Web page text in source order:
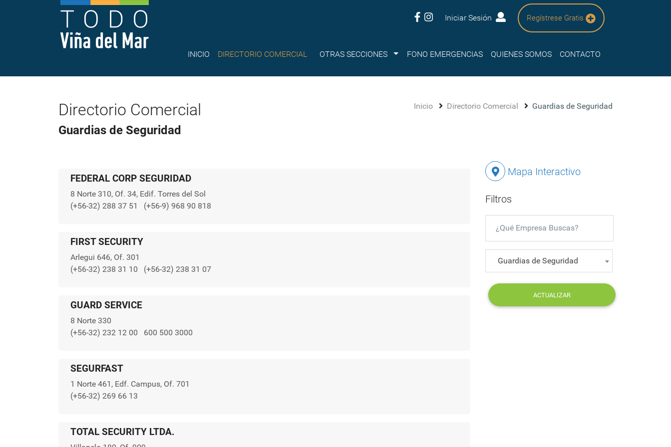
Iniciar Sesión Regístrese Gratis
INICIO DIRECTORIO COMERCIAL OTRAS SECCIONES Submenu
FONO EMERGENCIAS QUIENES SOMOS CONTACTO
Directorio Comercial
Guardias de Seguridad
Inicio Directorio Comercial Guardias de Seguridad
Mapa Interactivo
Filtros
Guardias de Seguridad
ACTUALIZAR
FEDERAL CORP SEGURIDAD
8 Norte 310, Of. 34, Edif. Torres del Sol
(+56-32) 288 37 51
(+56-9) 968 90 818
FIRST SECURITY
Arlegui 646, Of. 301
(+56-32) 238 31 10
(+56-32) 238 31 07
GUARD SERVICE
8 Norte 330
(+56-32) 232 12 00
600 500 3000
SEGURFAST
1 Norte 461, Edf. Campus, Of. 701
(+56-32) 269 66 13
TOTAL SECURITY LTDA.